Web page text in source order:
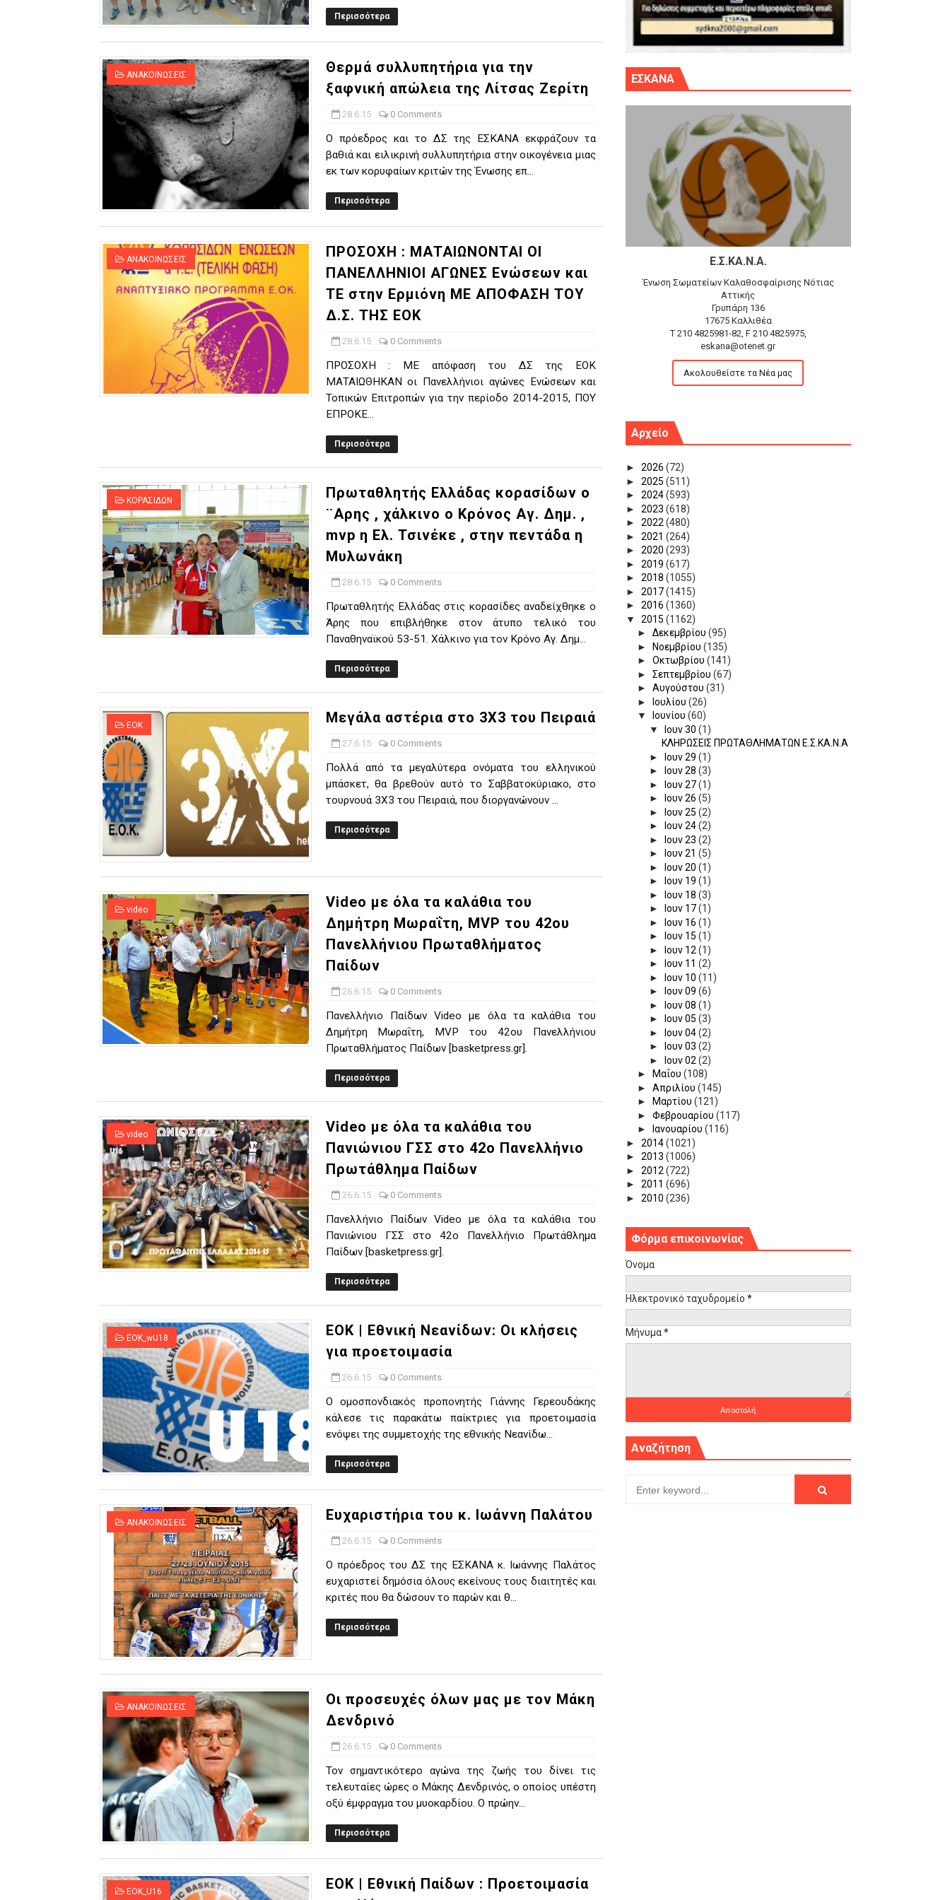
ΧΡΟΝΙΑ ΠΟΛΛΑ ΣΤΟ ΕΛΛΗΝΙΚΟ ΜΠΑΣΚΕΤ : 39Η ΕΠΕΤΕΙΟΣ ΑΠΟ ΤΟ ΕΠΟΣ ΤΟΥ 1987
Ο δρόμος για τον 29ο τελικό κυπέλλου ανδρών ΕΣΚΑΝΑ Μανδραϊκός Προοδευτική στο νέο κλ. Αγίου Δημητρίου την Κυριακή 14.6.26
U21: Τεράστια πρόκριση για τον Πανελευσινιακό στον τελικό αύριο με Αρετσού (το video του αγώνα)
Γ΄ανδρών play offs : "Σκληρό" καρύδι η Φιλία Περάματος έφερε την σειρά στα ίσια (1-1) νίκησε τον Προφήτη Ηλία 78-74 στα Καμίνια
Play off B εφήβων Β φάση Στο f4 ΑΕ Ρέντη, Πέρα , Ερμής Αργυρ. και Δραπετσώνα
Περισσότερα
ΑΝΑΚΟΙΝΩΣΕΙΣ
Θερμά συλλυπητήρια για την
ξαφνική απώλεια της Λίτσας Ζερίτη
28.6.15 0 Comments
Ο πρόεδρος και το ΔΣ της ΕΣΚΑΝΑ εκφράζουν τα
βαθιά και ειλικρινή συλλυπητήρια στην οικογένεια μιας
εκ των κορυφαίων κριτών της Ένωσης επ...
Περισσότερα
ΑΝΑΚΟΙΝΩΣΕΙΣ
ΠΡΟΣΟΧΗ : ΜΑΤΑΙΩΝΟΝΤΑΙ ΟΙ
ΠΑΝΕΛΛΗΝΙΟΙ ΑΓΩΝΕΣ Ενώσεων και
ΤΕ στην Ερμιόνη ΜΕ ΑΠΟΦΑΣΗ ΤΟΥ
Δ.Σ. ΤΗΣ ΕΟΚ
28.6.15 0 Comments
ΠΡΟΣΟΧΗ : ΜΕ απόφαση του ΔΣ της ΕΟΚ
ΜΑΤΑΙΩΘΗΚΑΝ οι Πανελλήνιοι αγώνες Ενώσεων και
Τοπικών Επιτροπών για την περίοδο 2014-2015, ΠΟΥ
ΕΠΡΟΚΕ...
Περισσότερα
ΚΟΡΑΣΙΔΩΝ
Πρωταθλητής Ελλάδας κορασίδων ο
¨Αρης , χάλκινο ο Κρόνος Αγ. Δημ. ,
mvp η Ελ. Τσινέκε , στην πεντάδα η
Μυλωνάκη
28.6.15 0 Comments
Πρωταθλητής Ελλάδας στις κορασίδες αναδείχθηκε ο
Άρης που επιβλήθηκε στον άτυπο τελικό του
Παναθηναϊκού 53-51. Χάλκινο για τον Κρόνο Αγ. Δημ...
Περισσότερα
ΕΟΚ Μεγάλα αστέρια στο 3Χ3 του Πειραιά
27.6.15 0 Comments
Πολλά από τα μεγαλύτερα ονόματα του ελληνικού
μπάσκετ, θα βρεθούν αυτό το Σαββατοκύριακο, στο
τουρνουά 3Χ3 του Πειραιά, που διοργανώνουν ...
Περισσότερα
video
Video με όλα τα καλάθια του
Δημήτρη Μωραΐτη, MVP του 42ου
Πανελλήνιου Πρωταθλήματος
Παίδων
26.6.15 0 Comments
Πανελλήνιο Παίδων Video με όλα τα καλάθια του
Δημήτρη Μωραΐτη, MVP του 42ου Πανελλήνιου
Πρωταθλήματος Παίδων [basketpress.gr].
Περισσότερα
video
Video με όλα τα καλάθια του
Πανιώνιου ΓΣΣ στο 42ο Πανελλήνιο
Πρωτάθλημα Παίδων
26.6.15 0 Comments
Πανελλήνιο Παίδων Video με όλα τα καλάθια του
Πανιώνιου ΓΣΣ στο 42ο Πανελλήνιο Πρωτάθλημα
Παίδων [basketpress.gr].
Περισσότερα
EOK_wU18
EOK | Εθνική Νεανίδων: Οι κλήσεις
για προετοιμασία
26.6.15 0 Comments
Ο ομοσπονδιακός προπονητής Γιάννης Γερεουδάκης
κάλεσε τις παρακάτω παίκτριες για προετοιμασία
ενόψει της συμμετοχής της εθνικής Νεανίδω...
Περισσότερα
ΑΝΑΚΟΙΝΩΣΕΙΣ Ευχαριστήρια του κ. Ιωάννη Παλάτου
26.6.15 0 Comments
Ο πρόεδρος του ΔΣ της ΕΣΚΑΝΑ κ. Ιωάννης Παλάτος
ευχαριστεί δημόσια όλους εκείνους τους διαιτητές και
κριτές που θα δώσουν το παρών και θ...
Περισσότερα
ΑΝΑΚΟΙΝΩΣΕΙΣ
Οι προσευχές όλων μας με τον Μάκη
Δενδρινό
26.6.15 0 Comments
Toν σημαντικότερο αγώνα της ζωής του δίνει τις
τελευταίες ώρες ο Μάκης Δενδρινός, ο οποίος υπέστη
οξύ έμφραγμα του μυοκαρδίου. Ο πρώην...
Περισσότερα
EOK_U16
ΕΟΚ | Εθνική Παίδων : Προετοιμασία
ΕΣΚΑΝΑ
Ε.Σ.ΚΑ.Ν.Α.
Ένωση Σωματείων Καλαθοσφαίρισης Νότιας
Αττικής
Γρυπάρη 136
17675 Καλλιθέα
T 210 4825981-82, F 210 4825975,
eskana@otenet.gr
Ακολουθείστε τα Νέα μας
Αρχείο
► 2026 (72)
► 2025 (511)
► 2024(593)
► 2023 (618)
► 2022(480)
► 2021 (264)
► 2020 (293)
► 2019 (617)
► 2018 (1055)
► 2017(1415)
► 2016 (1360)
▼ 2015 (1162)
►Δεκεμβρίου(95)
► Νοεμβρίου(135)
►Οκτωβρίου(141)
►Σεπτεμβρίου(67)
►Αυγούστου(31)
►
Ιουλίου(26)
▼
Ιουνίου(60)
▼
Ιουν 30(1)
ΚΛΗΡΩΣΕΙΣ ΠΡΩΤΑΘΛΗΜΑΤΩΝ Ε.Σ.ΚΑ.Ν.Α
►
Ιουν 29(1)
►
Ιουν 28(3)
►
Ιουν 27(1)
►
Ιουν 26(5)
►
Ιουν 25(2)
►
Ιουν 24(2)
►
Ιουν 23(2)
►
Ιουν 21(5)
►
Ιουν 20(1)
►
Ιουν 19(1)
►
Ιουν 18(3)
►
Ιουν 17(1)
►
Ιουν 16(1)
►
Ιουν 15(1)
►
Ιουν 12(1)
►
Ιουν 11(2)
►
Ιουν 10(11)
►
Ιουν 09(6)
►
Ιουν 08(1)
►
Ιουν 05(3)
►
Ιουν 04(2)
►
Ιουν 03(2)
►
Ιουν 02(2)
► Μαΐου(108)
►Απριλίου(145)
► Μαρτίου(121)
►Φεβρουαρίου(117)
►
Ιανουαρίου(116)
► 2014(1021)
► 2013 (1006)
► 2012 (722)
► 2011 (696)
► 2010 (236)
Φόρμα επικοινωνίας
Όνομα
Ηλεκτρονικό ταχυδρομείο *
Μήνυμα*
Αναζήτηση